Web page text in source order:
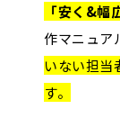
「安く&幅
作マニュア
いない担当
す。